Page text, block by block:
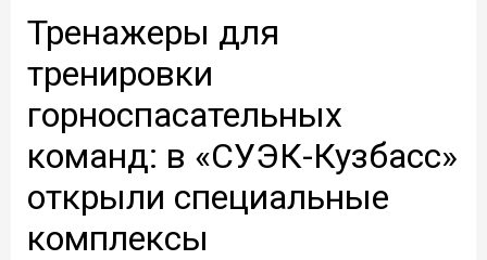
Тренажеры для
тренировки
горноспасательных
команд: в «СУЭК-Кузбасс»
открыли специальные
комплексы